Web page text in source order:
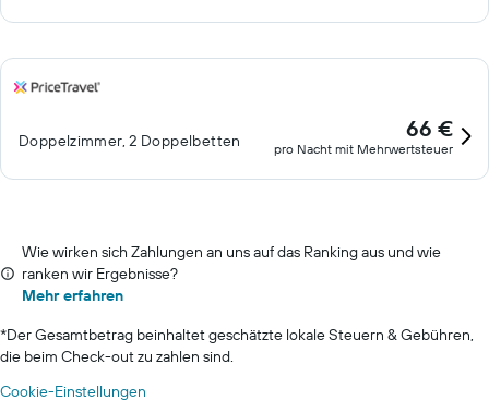
Doppelzimmer, 2 Doppelbetten 66 €
pro Nacht mit Mehrwertsteuer
Wie wirken sich Zahlungen an uns auf das Ranking aus und wie
ranken wir Ergebnisse?
Mehr erfahren
*Der Gesamtbetrag beinhaltet geschätzte lokale Steuern & Gebühren,
die beim Check-out zu zahlen sind.
Cookie-Einstellungen